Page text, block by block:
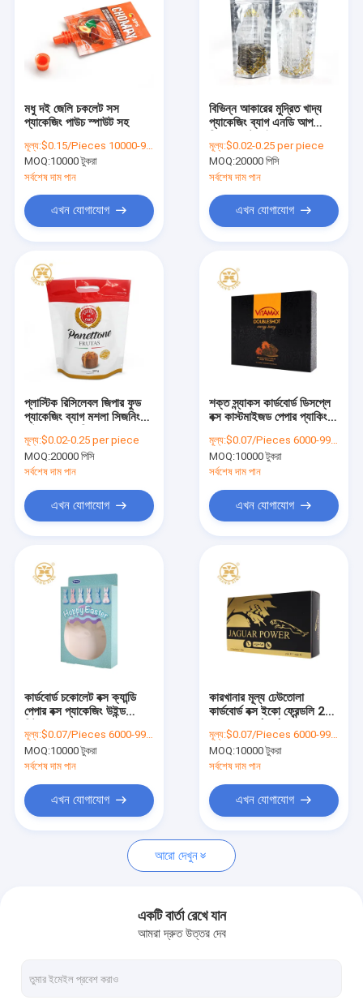
পণ্য
আমাদের সম্বন্ধে
কারখানা ভ্রমণ
মামলা
একটি উদ্ধৃতি অনুরোধ করুন
রোস্ট মুরগির প্যাকেজিং
মধু দই জেলি চকলেট সস
প্যাকেজিং পাউচ স্পাউট সহ
মূল্য:$0.15/Pieces 10000-99999 Pieces
MOQ:10000 টুকরা
সর্বশেষ দাম পান
এখন যোগাযোগ
বিভিন্ন আকারের মুদ্রিত খাদ্য
প্যাকেজিং ব্যাগ এনডি আপ
মূল্য:$0.02-0.25 per piece
MOQ:20000 পিসি
সর্বশেষ দাম পান
এখন যোগাযোগ
প্লাস্টিক রিসিলেবল জিপার ফুড
প্যাকেজিং ব্যাগ মশলা সিজনিং
মূল্য:$0.02-0.25 per piece
MOQ:20000 পিসি
সর্বশেষ দাম পান
এখন যোগাযোগ
শক্ত স্ন্যাকস কার্ডবোর্ড ডিসপ্লে
বক্স কাস্টমাইজড পেপার প্যাকিং
মূল্য:$0.07/Pieces 6000-99999 Pieces
MOQ:10000 টুকরা
সর্বশেষ দাম পান
এখন যোগাযোগ
কার্ডবোর্ড চকোলেট বক্স ক্যান্ডি
পেপার বক্স প্যাকেজিং উইন্ড
মূল্য:$0.07/Pieces 6000-99999 Pieces
MOQ:10000 টুকরা
সর্বশেষ দাম পান
এখন যোগাযোগ
কারখানার মূল্য ঢেউতোলা
কার্ডবোর্ড বক্স ইকো ফ্রেন্ডলি 20
মূল্য:$0.07/Pieces 6000-99999 Pieces
MOQ:10000 টুকরা
সর্বশেষ দাম পান
এখন যোগাযোগ
আরো দেখুন
একটি বার্তা রেখে যান
আমরা দ্রুত উত্তর দেব